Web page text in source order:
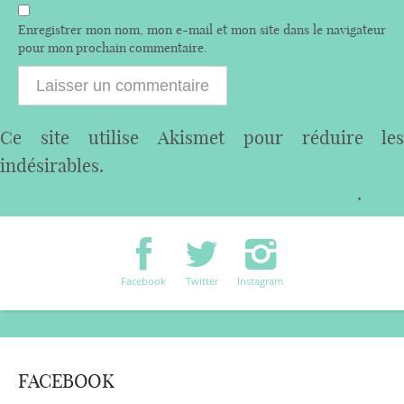
Enregistrer mon nom, mon e-mail et mon site dans le navigateur
pour mon prochain commentaire.
Ce site utilise Akismet pour réduire les
indésirables.
.
Facebook Twitter Instagram
FACEBOOK